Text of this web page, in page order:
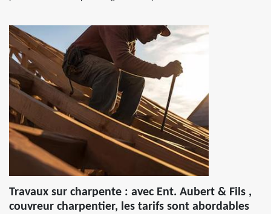
Travaux sur charpente : avec Ent. Aubert & Fils ,
couvreur charpentier, les tarifs sont abordables